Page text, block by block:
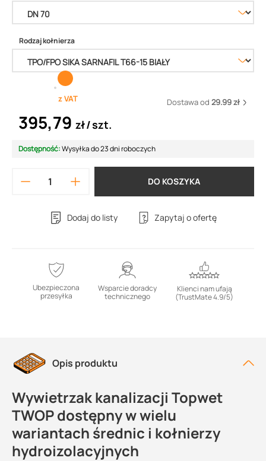
Rodzaj kołnierza
z VAT Dostawa od 29.99 zł
395,79 zł szt.
Dostępność:Wysyłka do 23 dni roboczych
DO KOSZYKA
Dodaj do listy Zapytaj o ofertę
Ubezpieczona
przesyłka
Wsparcie doradcy
technicznego
Klienci nam ufają
(TrustMate 4.9/5)
Opis produktu
Wywietrzak kanalizacji Topwet
TWOP dostępny w wielu
wariantach średnic i kołnierzy
hydroizolacyjnych